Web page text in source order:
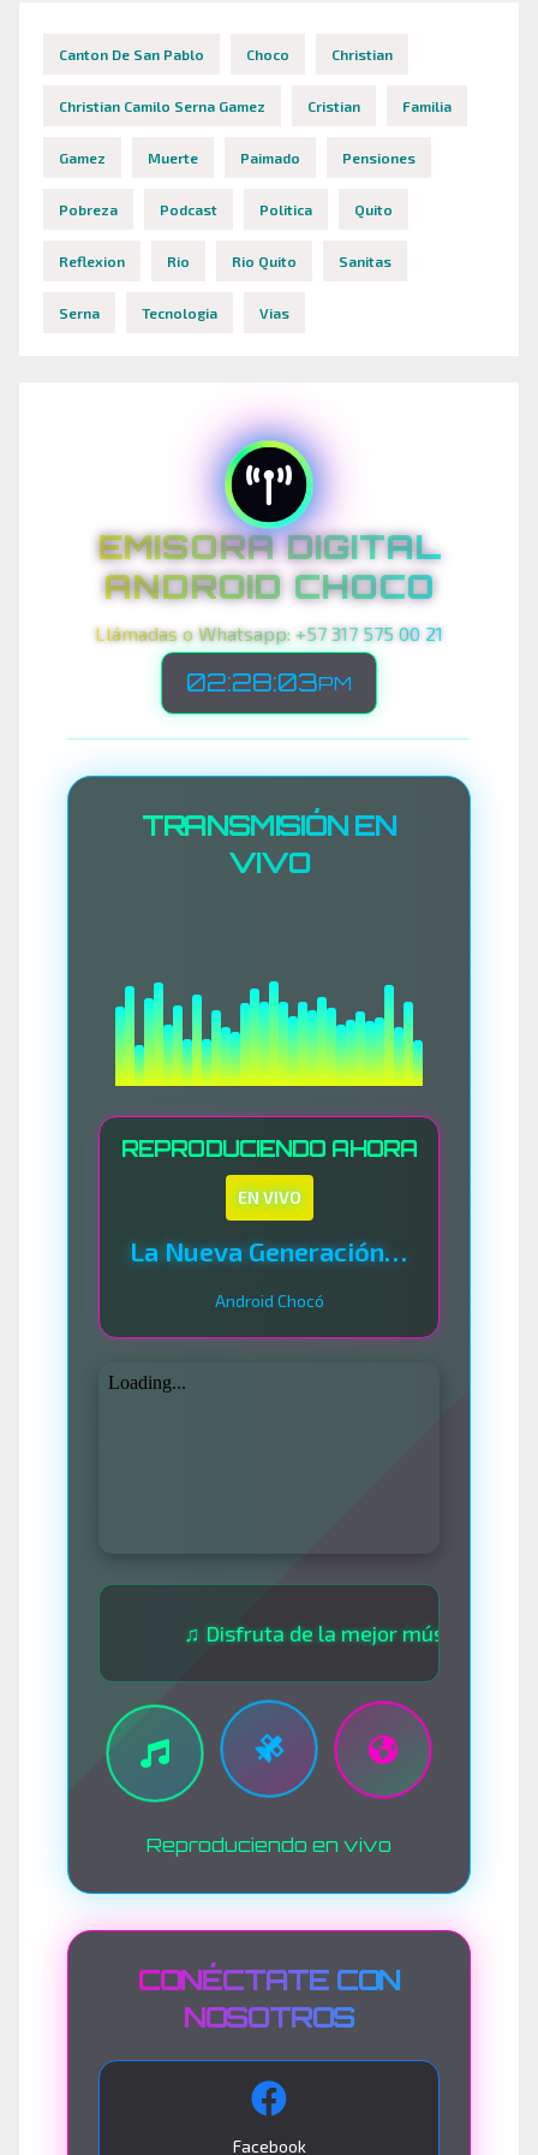
Canton De San Pablo Choco Christian
Christian Camilo Serna Gamez Cristian Familia
Gamez Muerte Paimado Pensiones
Pobreza Podcast Politica Quito
Reflexion Rio Rio Quito Sanitas
Serna Tecnologia Vias
EMISORA DIGITAL
ANDROID CHOCO
Llámadas o Whatsapp: +57 317 575 00 21
02:28:05PM
TRANSMISIÓN EN
VIVO
REPRODUCIENDO AHORA
EN VIVO
La Nueva Generación Del Sistema
Android Chocó
♫ Disfruta de la mejor música las 24
Reproduciendo en vivo
CONÉCTATE CON
NOSOTROS
Facebook